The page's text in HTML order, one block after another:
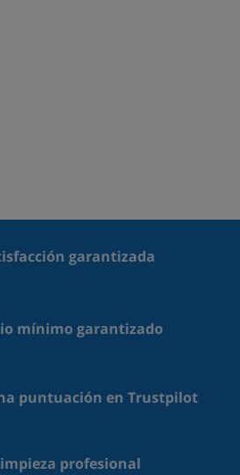
garantizada
mínimo garantizado
puntuación en Trustpilot
profesional